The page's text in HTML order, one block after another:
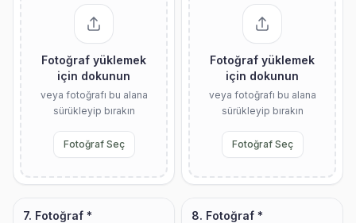
Fotoğraf yüklemek
için dokunun
veya fotoğrafı bu alana
sürükleyip bırakın
Fotoğraf Seç
Fotoğraf yüklemek
için dokunun
veya fotoğrafı bu alana
sürükleyip bırakın
Fotoğraf Seç
7. Fotoğraf * 8. Fotoğraf *